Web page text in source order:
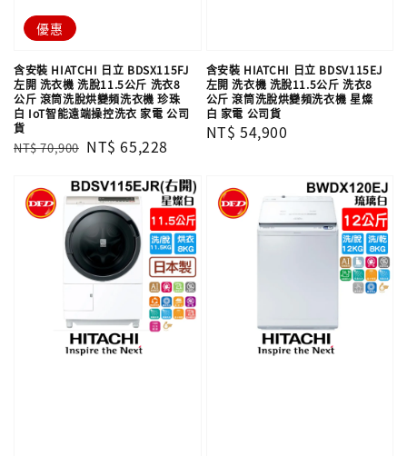
優惠
含安裝 HIATCHI 日立 BDSX115FJ
左開 洗衣機 洗脫11.5公斤 洗衣8
公斤 滾筒洗脫烘變頻洗衣機 珍珠
白 IoT智能遠端操控洗衣 家電 公司
貨
Regular
NT$ 70,900 Sale
NT$ 65,228
含安裝 HIATCHI 日立 BDSV115EJ
左開 洗衣機 洗脫11.5公斤 洗衣8
公斤 滾筒洗脫烘變頻洗衣機 星燦
白 家電 公司貨
Regular
NT$ 54,900